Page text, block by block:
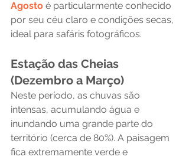
Agosto é particularmente conhecido
por seu céu claro e condições secas,
ideal para safáris fotográficos.
Estação das Cheias
(Dezembro a Março)
Neste período, as chuvas são
intensas, acumulando água e
inundando uma grande parte do
território (cerca de 80%). A paisagem
fica extremamente verde e